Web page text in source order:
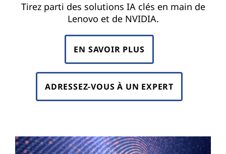
Tirez parti des solutions IA clés en main de
Lenovo et de NVIDIA.
EN SAVOIR PLUS
ADRESSEZ-VOUS À UN EXPERT